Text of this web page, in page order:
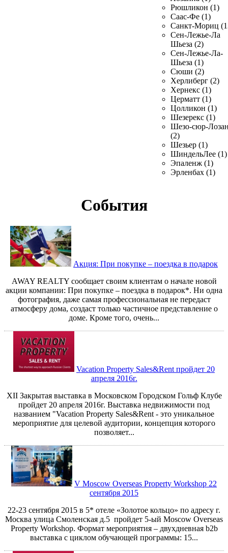
Рюшликон (1)
Саас-Фе (1)
Санкт-Мориц
Сен-Лежье-Ла
Шьеза (2)
Сен-Лежье-Ла-
Шьеза (1)
Сюши (2)
Херлиберг (2)
Хернекс (1)
Церматт (1)
Цолликон (1)
Шезерекс (1)
Шезо-сюр-
(2)
Шезьер (1)
ШиндельЛее (1)
Эпаленж (1)
Эрленбах (1)
События
Акция: При покупке – поездка в подарок
AWAY REALTY сообщает своим клиентам о начале новой
акции компании: При покупке – поездка в подарок*. Ни одна
фотография, даже самая профессиональная не передаст
атмосферу дома, создаст только частичное представление о
доме. Кроме того, очень...
Vacation Property Sales&Rent пройдет 20
апреля 2016г.
ХII Закрытая выставка в Московском Городском Гольф Клубе
пройдет 20 апреля 2016г. Выставка недвижимости под
названием "Vacation Property Sales&Rent - это уникальное
мероприятие для целевой аудитории, концепция которого
позволяет...
V Moscow Overseas Property Workshop 22
сентября 2015
22-23 сентября 2015 в 5* отеле «Золотое кольцо» по адресу г.
Москва улица Смоленская д.5 пройдет 5-ый Moscow Overseas
Property Workshop. Формат мероприятия – двухдневная b2b
выставка с циклом обучающей программы: 15...